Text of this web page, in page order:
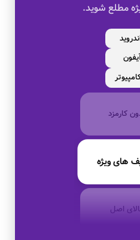
مطلع شوید.
کالای اصل
اقساط
کارمزد
های ویژه
اصل